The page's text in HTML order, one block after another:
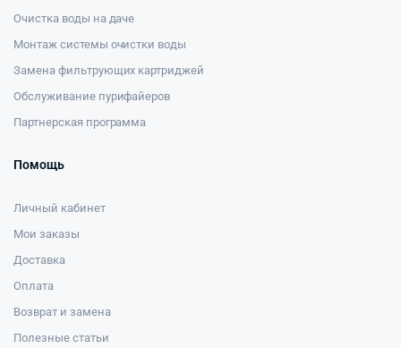
Очистка воды на даче
Монтаж системы очистки воды
Замена фильтрующих картриджей
Обслуживание пурифайеров
Партнерская программа
Помощь
Личный кабинет
Мои заказы
Доставка
Оплата
Возврат и замена
Полезные статьи